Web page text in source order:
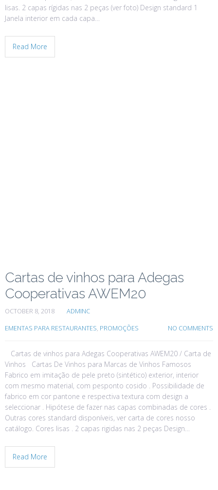
lisas. 2 capas rígidas nas 2 peças (ver foto) Design standard 1
Janela interior em cada capa…
Read More
Cartas de vinhos para Adegas
Cooperativas AWEM20
OCTOBER 8, 2018 ADMINC
EMENTAS PARA RESTAURANTES, PROMOÇÕES NO COMMENTS
Cartas de vinhos para Adegas Cooperativas AWEM20 / Carta de
Vinhos Cartas De Vinhos para Marcas de Vinhos Famosos
Fabrico em imitação de pele preto (sintético) exterior, interior
com mesmo material, com pesponto cosido . Possibilidade de
fabrico em cor pantone e respectiva textura com design a
seleccionar . Hipótese de fazer nas capas combinadas de cores .
Outras cores standard disponíveis, ver carta de cores nosso
catálogo. Cores lisas . 2 capas rigidas nas 2 peças Design…
Read More